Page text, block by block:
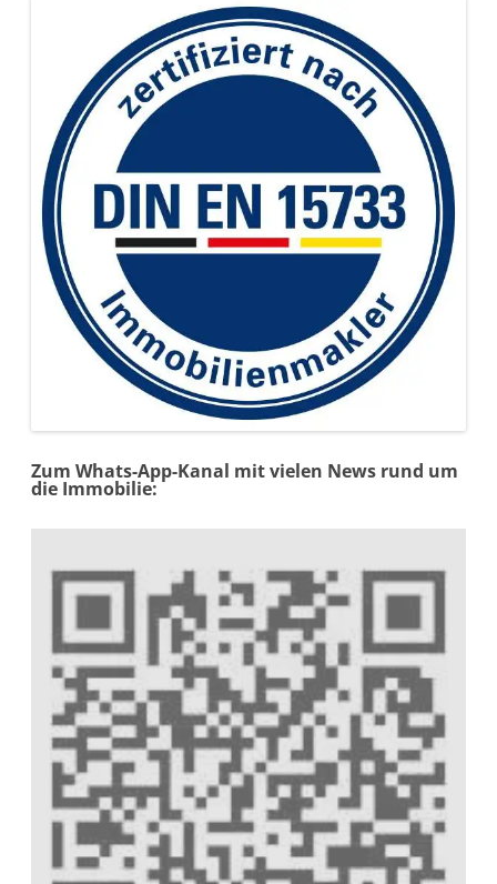
Zum Whats-App-Kanal mit vielen News rund um
die Immobilie: